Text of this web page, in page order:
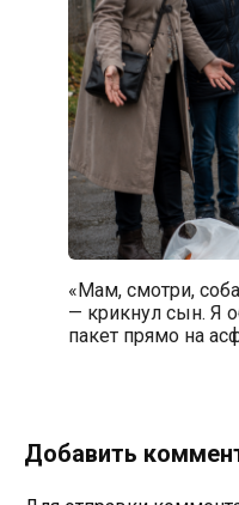
«Мам, смотри,
— крикнул сын. Я
пакет прямо на
Добавить